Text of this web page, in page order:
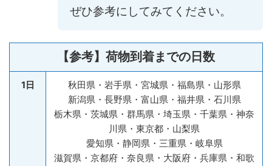
ぜひ参考にしてみてください。
【参考】荷物到着までの日数
1日
秋田県・岩手県・宮城県・福島県・山形県
新潟県・長野県・富山県・福井県・石川県
栃木県・茨城県・群馬県・埼玉県・千葉県・神奈
川県・東京都・山梨県
愛知県・静岡県・三重県・岐阜県
滋賀県・京都府・奈良県・大阪府・兵庫県・和歌